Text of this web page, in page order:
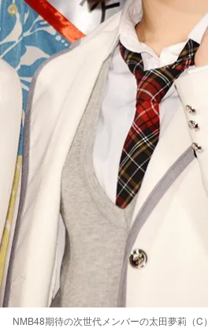
NMB48期待の次世代メンバーの太田夢莉（C